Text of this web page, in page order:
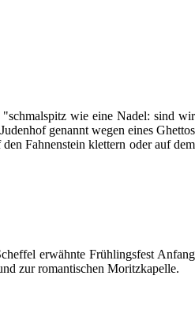
"schmalspitz wie eine Nadel: sind wir
genannt wegen eines Ghettos
Fahnenstein klettern oder auf dem
erwähnte Frühlingsfest Anfang
zur romantischen Moritzkapelle.